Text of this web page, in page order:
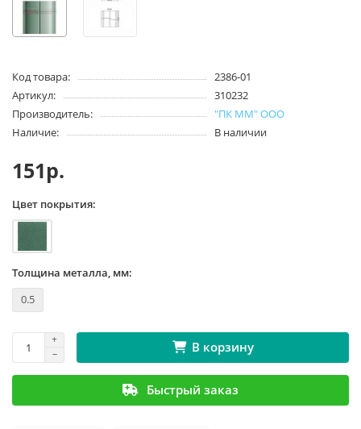
Код товара:
2386-01
Артикул:
310232
Производитель:
"ПК ММ" ООО
Наличие:
В наличии
151р.
Цвет покрытия:
Толщина металла, мм:
0.5
В корзину
Быстрый заказ